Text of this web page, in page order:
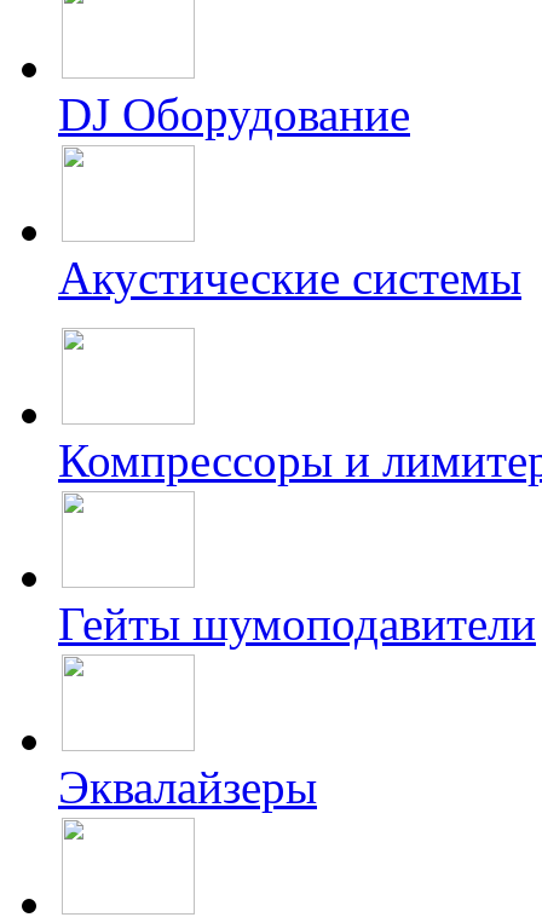
DJ Оборудование
Акустические системы
Компрессоры и
Гейты шумоподавители
Эквалайзеры